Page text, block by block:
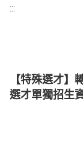
:::
【特殊選才】
選才單獨招生